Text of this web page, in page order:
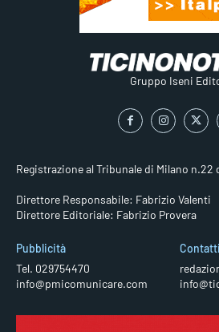
Gruppo Iseni
Registrazione al Tribunale di Milano n.22
Direttore Responsabile: Fabrizio Valenti
Direttore Editoriale: Fabrizio Provera
Pubblicità
Tel. 029754470
info@pmicomunicare.com
Contatti